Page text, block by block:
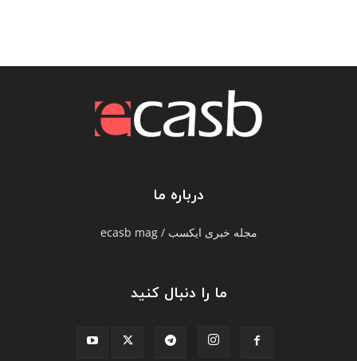
درباره ما
مجله خبری ایکسب / ecasb mag
ما را دنبال کنید